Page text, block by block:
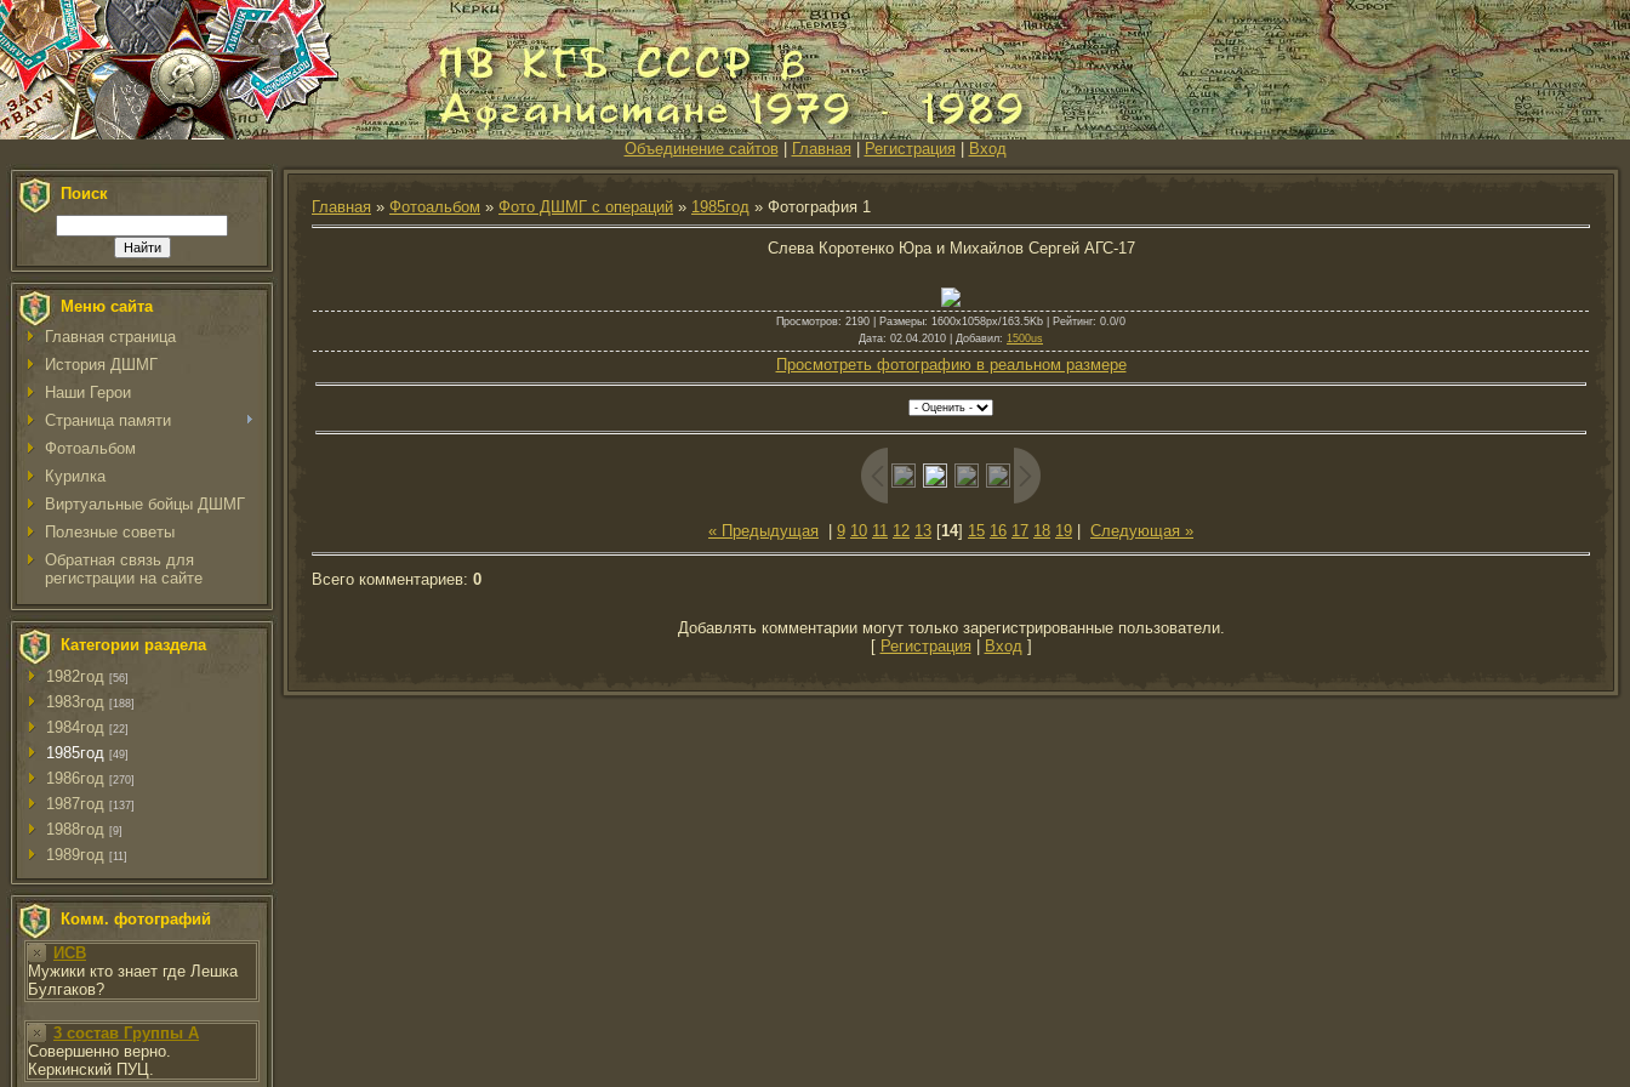
Объединение сайтов| Главная Регистрация Вход
Поиск
Меню сайта
Главная страница
История ДШМГ
Наши Герои
Страница памяти
Фотоальбом
Курилка
Виртуальные бойцы ДШМГ
Полезные советы
Обратная связь для
регистрации на сайте
Категории раздела
1982год [56]
1983год [188]
1984год [22]
1985год [49]
1986год [270]
1987год [137]
1988год [9]
1989год [11]
Комм. фотографий
ИСВ
Мужики кто знает где Лешка
Булгаков?
3 состав Группы А
Совершенно верно.
Керкинский ПУЦ.
Главная » Фотоальбом » Фото ДШМГ с операций » 1985год » Фотография 1
Слева Коротенко Юра и Михайлов Сергей АГС-17
Просмотров: 2190 | Размеры: 1600x1058px/163.5Kb | Рейтинг: 0.0/0
Дата: 02.04.2010 | Добавил: 1500us
Просмотреть фотографию в реальном размере
« Предыдущая 9 10 11 12 13 [14] 15 16 17 18 19 Следующая »
Всего комментариев: 0
Добавлять комментарии могут только зарегистрированные пользователи.
[ Регистрация | Вход ]